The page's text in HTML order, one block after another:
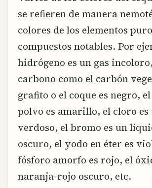
se refieren de manera
colores de los elementos
compuestos notables. Por
hidrógeno es un gas
carbono como el carbón
grafito o el coque es negro,
polvo es amarillo, el cloro es
verdoso, el bromo es un
oscuro, el yodo en éter es
fósforo amorfo es rojo, el
naranja-rojo oscuro, etc.